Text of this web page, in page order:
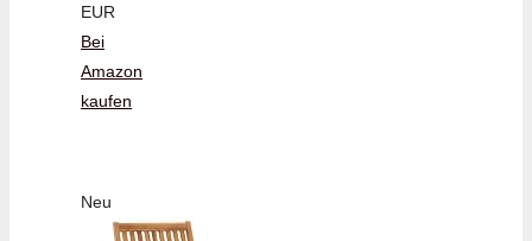
EUR
Bei
Amazon
kaufen
Neu